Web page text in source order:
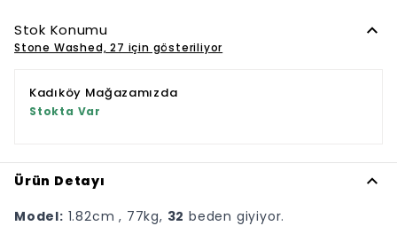
Stok Konumu
Stone Washed, 27 için gösteriliyor
Kadıköy Mağazamızda
Stokta Var
Ürün Detayı
Model: 1.82cm , 77kg, 32 beden giyiyor.